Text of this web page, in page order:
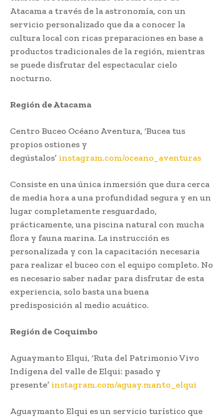
Atacama a través de la astronomía, con un
servicio personalizado que da a conocer la
cultura local con ricas preparaciones en base a
productos tradicionales de la región, mientras
se puede disfrutar del espectacular cielo
nocturno.
Región de Atacama
Centro Buceo Océano Aventura, ‘Bucea tus
propios ostiones y
degústalos’ instagram.com/oceano_aventuras
Consiste en una única inmersión que dura cerca
de media hora a una profundidad segura y en un
lugar completamente resguardado,
prácticamente, una piscina natural con mucha
flora y fauna marina. La instrucción es
personalizada y con la capacitación necesaria
para realizar el buceo con el equipo completo. No
es necesario saber nadar para disfrutar de esta
experiencia, solo basta una buena
predisposición al medio acuático.
Región de Coquimbo
Aguaymanto Elqui, ‘Ruta del Patrimonio Vivo
Indígena del valle de Elqui: pasado y
presente’ instagram.com/aguay.manto_elqui
Aguaymanto Elqui es un servicio turístico que